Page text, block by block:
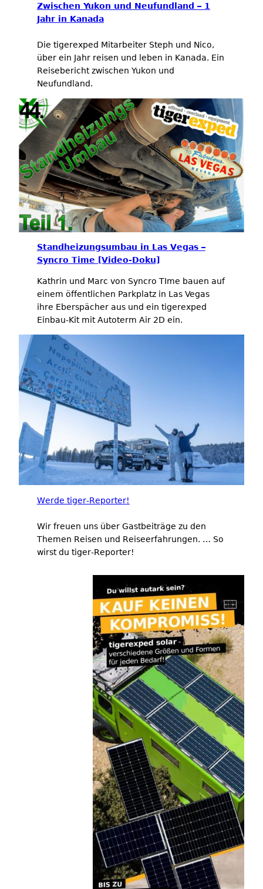
Zwischen Yukon und Neufundland – 1
Jahr in Kanada
Die tigerexped Mitarbeiter Steph und Nico,
über ein Jahr reisen und leben in Kanada. Ein
Reisebericht zwischen Yukon und
Neufundland.
Standheizungsumbau in Las Vegas –
Syncro Time [Video-Doku]
Kathrin und Marc von Syncro TIme bauen auf
einem öffentlichen Parkplatz in Las Vegas
ihre Eberspächer aus und ein tigerexped
Einbau-Kit mit Autoterm Air 2D ein.
Werde tiger-Reporter!
Wir freuen uns über Gastbeiträge zu den
Themen Reisen und Reiseerfahrungen. … So
wirst du tiger-Reporter!